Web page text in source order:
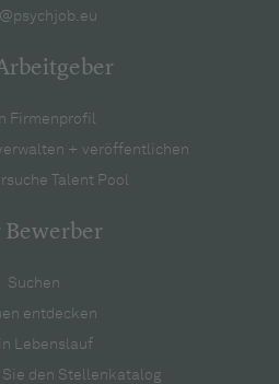
Firmenprofil
+ veröffentlichen
Talent Pool
Bewerber
Suchen
entdecken
Lebenslauf
Sie den Stellenkatalog